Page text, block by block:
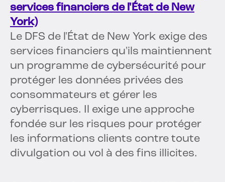
services financiers de l'État de New
York)
Le DFS de l'État de New York exige des
services financiers qu'ils maintiennent
un programme de cybersécurité pour
protéger les données privées des
consommateurs et gérer les
cyberrisques. Il exige une approche
fondée sur les risques pour protéger
les informations clients contre toute
divulgation ou vol à des fins illicites.